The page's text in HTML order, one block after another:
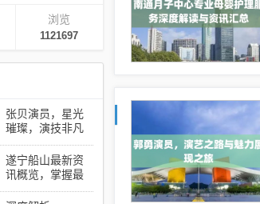
浏览
1121697
张贝演员，星光
璀璨，演技非凡
的璀璨之星
遂宁船山最新资
讯概览，掌握最
新动态与资讯